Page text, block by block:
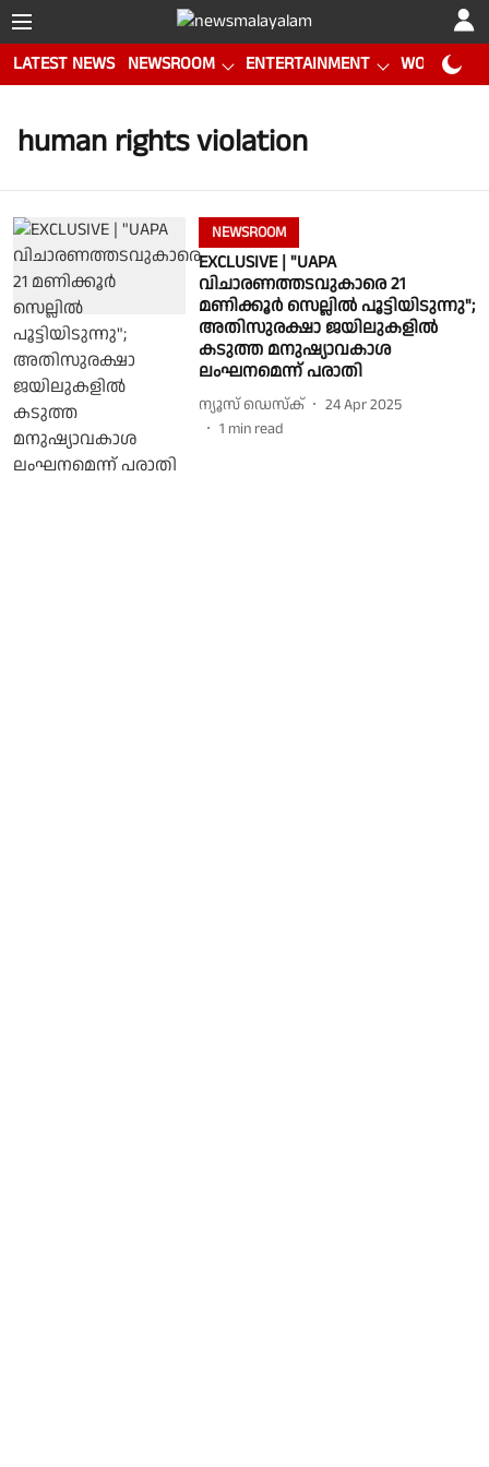
LATEST NEWS NEWSROOM ENTERTAINMENT WORLD CUP
human rights violation
NEWSROOM
EXCLUSIVE | "UAPA
വിചാരണത്തടവുകാരെ 21
മണിക്കൂർ സെല്ലിൽ പൂട്ടിയിടുന്നു";
അതിസുരക്ഷാ ജയിലുകളിൽ
കടുത്ത മനുഷ്യാവകാശ
ലംഘനമെന്ന് പരാതി
ന്യൂസ് ഡെസ്ക്
24 Apr 2025
1 min read